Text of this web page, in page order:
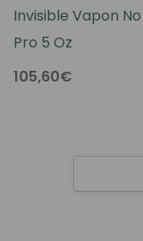
Invisible Vapon
Pro 5 Oz
105,60€